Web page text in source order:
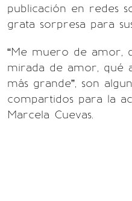
publicación en redes
grata sorpresa para
“Me muero de amor,
mirada de amor, qué
más grande”, son
compartidos para la
Marcela Cuevas.